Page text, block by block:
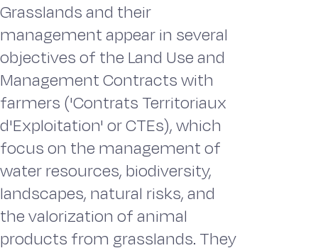
Grasslands and their
management appear in several
objectives of the Land Use and
Management Contracts with
farmers ('Contrats Territoriaux
d'Exploitation' or CTEs), which
focus on the management of
water resources, biodiversity,
landscapes, natural risks, and
the valorization of animal
products from grasslands. They